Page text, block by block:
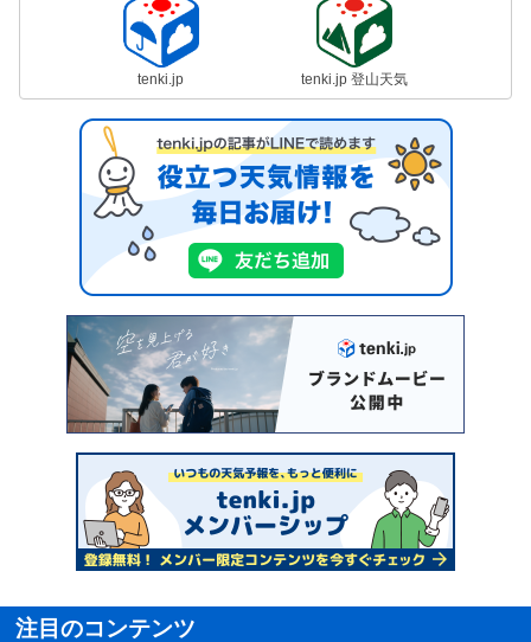
tenki.jp tenki.jp 登山天気
注目のコンテンツ